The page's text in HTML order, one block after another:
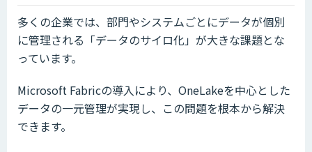
多くの企業では、部門やシステムごとにデータが個別
に管理される「データのサイロ化」が大きな課題とな
っています。
Microsoft Fabricの導入により、OneLakeを中心とした
データの一元管理が実現し、この問題を根本から解決
できます。